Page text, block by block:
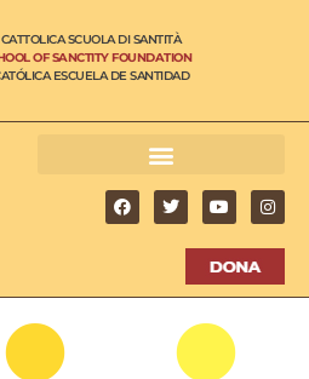
SCUOLA DI SANTITÀ
OF SANCTITY FOUNDATION
ESCUELA DE SANTIDAD